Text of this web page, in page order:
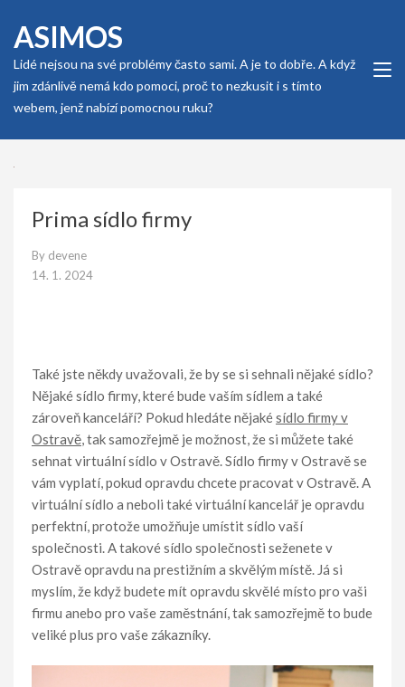
content
Enter)
ASIMOS
Lidé nejsou na své problémy často sami. A je to dobře. A když
jim zdánlivě nemá kdo pomoci, proč to nezkusit i s tímto
webem, jenž nabízí pomocnou ruku?
Prima sídlo firmy
By devene
14. 1. 2024
Také jste někdy uvažovali, že by se si sehnali nějaké sídlo?
Nějaké sídlo firmy, které bude vaším sídlem a také
zároveň kanceláří? Pokud hledáte nějakésídlo firmy v
Ostravě , tak samozřejmě je možnost, že si můžete také
sehnat virtuální sídlo v Ostravě. Sídlo firmy v Ostravě se
vám vyplatí, pokud opravdu chcete pracovat v Ostravě. A
virtuální sídlo a neboli také virtuální kancelář je opravdu
perfektní, protože umožňuje umístit sídlo vaší
společnosti. A takové sídlo společnosti seženete v
Ostravě opravdu na prestižním a skvělým místě. Já si
myslím, že když budete mít opravdu skvělé místo pro vaši
firmu anebo pro vaše zaměstnání, tak samozřejmě to bude
veliké plus pro vaše zákazníky.